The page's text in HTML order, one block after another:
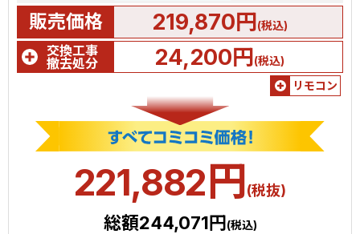
販売価格 219,870円(税込)
交換工事
撤去処分
24,200円(税込)
リモコン
221,882円(税抜)
総額244,071円(税込)